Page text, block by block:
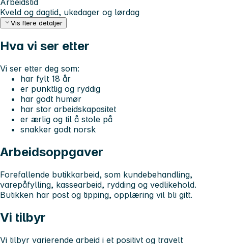
Kveld og dagtid, ukedager og lørdag
Vis flere detaljer
Hva vi ser etter
Vi ser etter deg som:
har fylt 18 år
er punktlig og ryddig
har godt humør
har stor arbeidskapasitet
er ærlig og til å stole på
snakker godt norsk
Arbeidsoppgaver
Forefallende butikkarbeid, som kundebehandling,
varepåfylling, kassearbeid, rydding og vedlikehold.
Butikken har post og tipping, opplæring vil bli gitt.
Vi tilbyr
Vi tilbyr varierende arbeid i et positivt og travelt